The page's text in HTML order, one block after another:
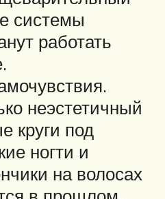
системы
работать
неэстетичный
круги под
ногти и
на волосах